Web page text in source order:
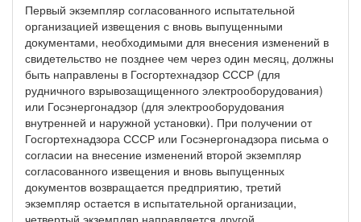
Первый экземпляр согласованного испытательной
организацией извещения с вновь выпущенными
документами, необходимыми для внесения изменений в
свидетельство не позднее чем через один месяц, должны
быть направлены в Госгортехнадзор СССР (для
рудничного взрывозащищенного электрооборудования)
или Госэнергонадзор (для электрооборудования
внутренней и наружной установки). При получении от
Госгортехнадзора СССР или Госэнергонадзора письма о
согласии на внесение изменений второй экземпляр
согласованного извещения и вновь выпущенных
документов возвращается предприятию, третий
экземпляр остается в испытательной организации,
четвертый экземпляр направляется другой